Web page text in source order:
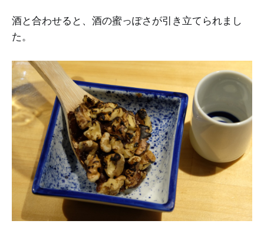
酒と合わせると、酒の蜜っぽさが引き立てられまし
た。